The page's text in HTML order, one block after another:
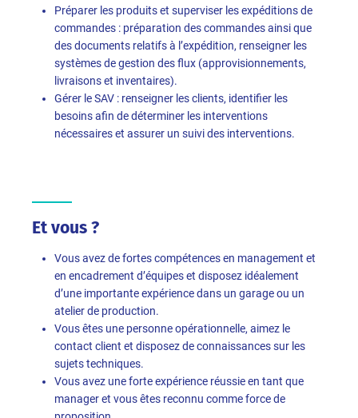
Préparer les produits et superviser les expéditions de
commandes : préparation des commandes ainsi que
des documents relatifs à l’expédition, renseigner les
systèmes de gestion des flux (approvisionnements,
livraisons et inventaires).
Gérer le SAV : renseigner les clients, identifier les
besoins afin de déterminer les interventions
nécessaires et assurer un suivi des interventions.
Et vous ?
Vous avez de fortes compétences en management et
en encadrement d’équipes et disposez idéalement
d’une importante expérience dans un garage ou un
atelier de production.
Vous êtes une personne opérationnelle, aimez le
contact client et disposez de connaissances sur les
sujets techniques.
Vous avez une forte expérience réussie en tant que
manager et vous êtes reconnu comme force de